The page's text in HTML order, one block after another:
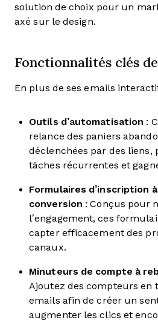
solution de choix pour un
axé sur le design.
Fonctionnalités clés
En plus de ses emails
Outils d’automatisation :
relance des paniers
déclenchées par des liens,
tâches récurrentes et
Formulaires d’inscription
conversion : Conçus pour
l’engagement, ces
capter efficacement des
canaux.
Minuteurs de compte à
Ajoutez des compteurs en
emails afin de créer un
augmenter les clics et